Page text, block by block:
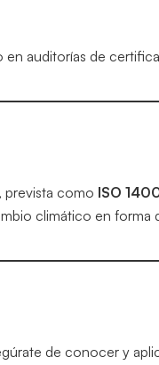
en auditorías de
prevista como ISO
climático en forma
de conocer y